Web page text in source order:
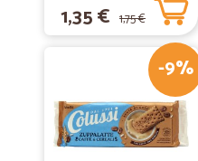
1,35 € 1,75 €
-9%